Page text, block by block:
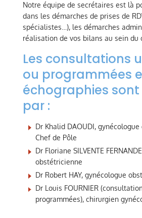
Notre équipe de secrétaires est là
dans les démarches de prises de
spécialistes…), les démarches
réalisation de vos bilans au sein du
Les consultations
ou programmées
échographies sont
par :
Dr Khalid DAOUDI,
Chef de Pôle
Dr Floriane SILVENTE
obstétricienne
Dr Robert HAY, gynécologue
Dr Louis FOURNIER
programmées), chirurgien